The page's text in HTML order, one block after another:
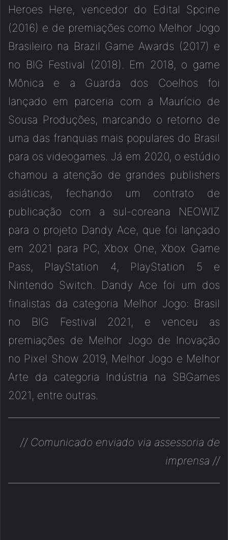
Heroes Here, vencedor do Edital Spcine
(2016) e de premiações como Melhor Jogo
Brasileiro na Brazil Game Awards (2017) e
no BIG Festival (2018). Em 2018, o game
Mônica e a Guarda dos Coelhos foi
lançado em parceria com a Maurício de
Sousa Produções, marcando o retorno de
uma das franquias mais populares do Brasil
para os videogames. Já em 2020, o estúdio
chamou a atenção de grandes publishers
asiáticas, fechando um contrato de
publicação com a sul-coreana NEOWIZ
para o projeto Dandy Ace, que foi lançado
em 2021 para PC, Xbox One, Xbox Game
Pass, PlayStation 4, PlayStation 5 e
Nintendo Switch. Dandy Ace foi um dos
finalistas da categoria Melhor Jogo: Brasil
no BIG Festival 2021, e venceu as
premiações de Melhor Jogo de Inovação
no Pixel Show 2019, Melhor Jogo e Melhor
Arte da categoria Indústria na SBGames
2021, entre outras.
// Comunicado enviado via assessoria de
imprensa //